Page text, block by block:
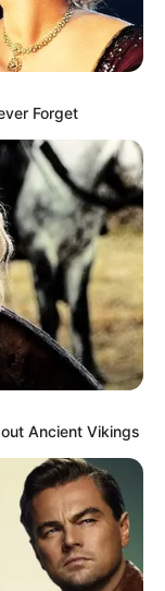
Forget
Ancient Vikings